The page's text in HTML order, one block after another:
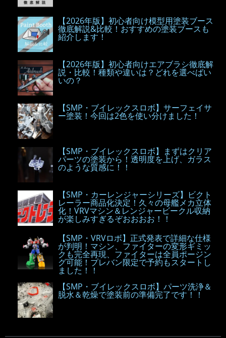
【2026年版】初心者向け模型用塗装ブース
徹底解説&比較！おすすめの塗装ブースも
紹介します！
【2026年版】初心者向けエアブラシ徹底解
説・比較！種類や違いは？どれを選べばい
いの？
【SMP・ブイレックスロボ】サーフェイサ
ー塗装！今回は2色を使い分けました！
【SMP・ブイレックスロボ】まずはクリア
パーツの塗装から！透明度を上げ、ガラス
のような質感に！！
【SMP・カーレンジャーシリーズ】ビクト
レーラー商品化決定！久々の母艦メカ立体
化！VRVマシン＆レンジャービークル収納
が楽しみすぎるぞおおおお！！
【SMP・VRVロボ】正式発表で詳細な仕様
が判明！マシン、ファイターの変形ギミッ
クも完全再現、ファイターは全員ポージン
グ可能！プレバン限定で予約もスタートし
ました！！
【SMP・ブイレックスロボ】パーツ洗浄＆
脱水＆乾燥で塗装前の準備完了です！！